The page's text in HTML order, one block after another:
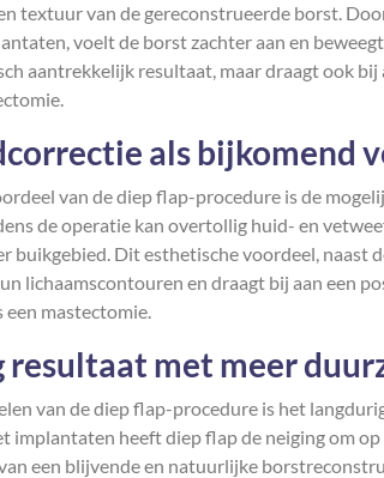
textuur van de gereconstrueerde borst.
voelt de borst zachter aan en
aantrekkelijk resultaat, maar draagt ook
als bijkomend
van de diep flap-procedure is de
de operatie kan overtollig huid- en
buikgebied. Dit esthetische voordeel,
lichaamscontouren en draagt bij aan een
een mastectomie.
resultaat met meer
van de diep flap-procedure is het
implantaten heeft diep flap de neiging om
een blijvende en natuurlijke